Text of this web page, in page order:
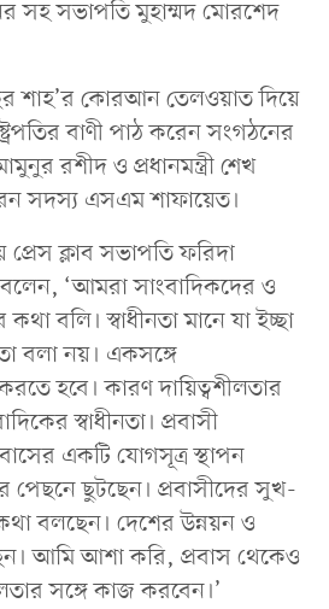
সহ সভাপতি মুহাম্মদ মোরশেদ
শাহ’র কোরআন তেলওয়াত দিয়ে
বাণী পাঠ করেন সংগঠনের
রশীদ ও প্রধানমন্ত্রী শেখ
সদস্য এসএম শাফায়েত।
ক্লাব সভাপতি ফরিদা
বলেন, ‘আমরা সাংবাদিকদের ও
কথা বলি। স্বাধীনতা মানে যা ইচ্ছা
বলা নয়। একসঙ্গে
হবে। কারণ দায়িত্বশীলতার
স্বাধীনতা। প্রবাসী
একটি যোগসূত্র স্থাপন
পেছনে ছুটছেন। প্রবাসীদের সুখ-
বলছেন। দেশের উন্নয়ন ও
আমি আশা করি, প্রবাস থেকেও
সঙ্গে কাজ করবেন।’